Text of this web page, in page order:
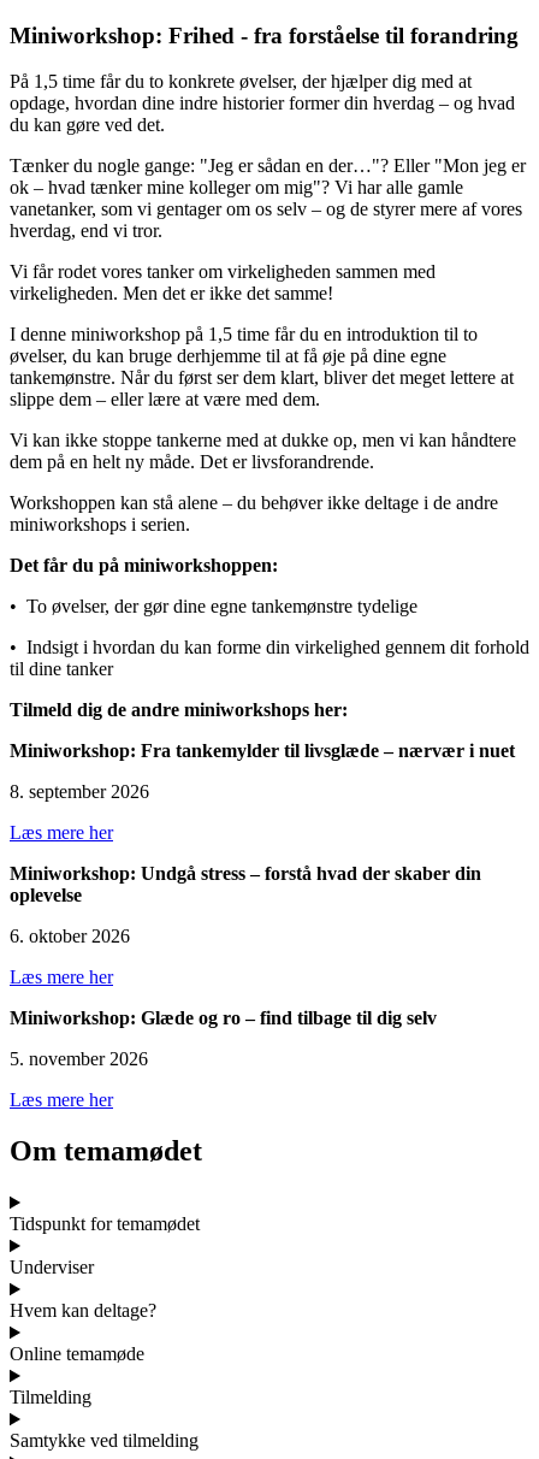
Miniworkshop: Frihed - fra forståelse til forandring
På 1,5 time får du to konkrete øvelser, der hjælper dig med at
opdage, hvordan dine indre historier former din hverdag – og hvad
du kan gøre ved det.
Tænker du nogle gange: "Jeg er sådan en der…"? Eller "Mon jeg er
ok – hvad tænker mine kolleger om mig"? Vi har alle gamle
vanetanker, som vi gentager om os selv – og de styrer mere af vores
hverdag, end vi tror.
Vi får rodet vores tanker om virkeligheden sammen med
virkeligheden. Men det er ikke det samme!
I denne miniworkshop på 1,5 time får du en introduktion til to
øvelser, du kan bruge derhjemme til at få øje på dine egne
tankemønstre. Når du først ser dem klart, bliver det meget lettere at
slippe dem – eller lære at være med dem.
Vi kan ikke stoppe tankerne med at dukke op, men vi kan håndtere
dem på en helt ny måde. Det er livsforandrende.
Workshoppen kan stå alene – du behøver ikke deltage i de andre
miniworkshops i serien.
Det får du på miniworkshoppen:
• To øvelser, der gør dine egne tankemønstre tydelige
• Indsigt i hvordan du kan forme din virkelighed gennem dit forhold
til dine tanker
Tilmeld dig de andre miniworkshops her:
Miniworkshop: Fra tankemylder til livsglæde – nærvær i nuet
8. september 2026
Læs mere her
Miniworkshop: Undgå stress – forstå hvad der skaber din
oplevelse
6. oktober 2026
Læs mere her
Miniworkshop: Glæde og ro – find tilbage til dig selv
5. november 2026
Læs mere her
Om temamødet
Tidspunkt for temamødet
Underviser
Hvem kan deltage?
Online temamøde
Tilmelding
Samtykke ved tilmelding